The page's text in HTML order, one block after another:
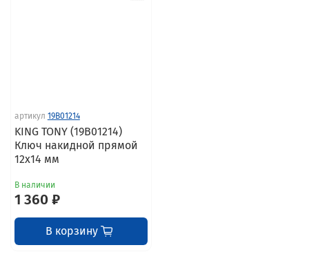
артикул 19B01214
KING TONY (19B01214)
Ключ накидной прямой
12х14 мм
В наличии
1 360 ₽
В корзину